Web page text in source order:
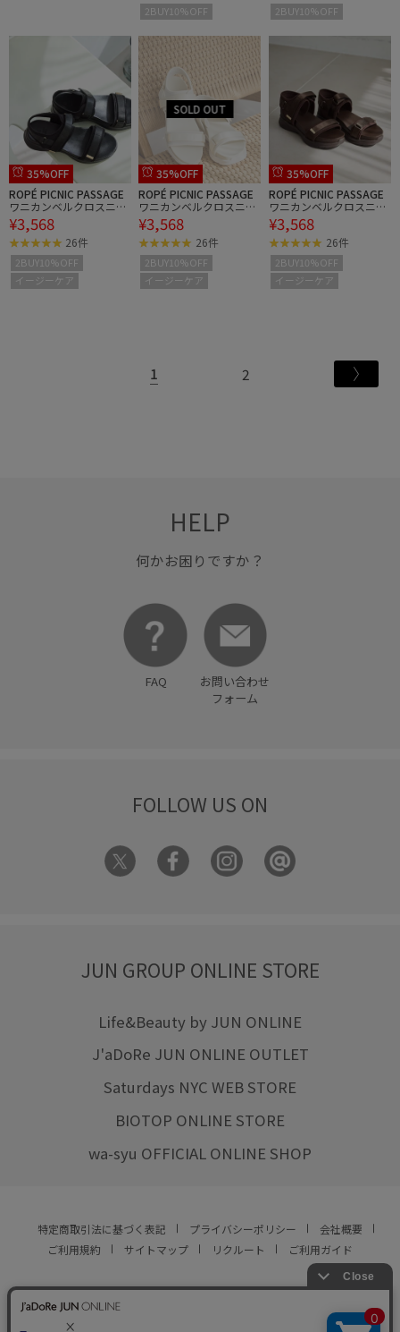
2BUY10%OFF 2BUY10%OFF
35%OFF
ROPÉ PICNIC PASSAGE
ワニカンベルクロスニー
カーサンダル/軽量
¥3,568
26件
2BUY10%OFF
イージーケア
35%OFF
ROPÉ PICNIC PASSAGE
ワニカンベルクロスニー
カーサンダル/軽量
¥3,568
26件
2BUY10%OFF
イージーケア
35%OFF
ROPÉ PICNIC PASSAGE
ワニカンベルクロスニー
カーサンダル/軽量
¥3,568
26件
2BUY10%OFF
イージーケア
1 2
HELP
何かお困りですか？
FAQ
お問い合わせ
フォーム
FOLLOW US ON
JUN GROUP ONLINE STORE
Life&Beauty by JUN ONLINE
J'aDoRe JUN ONLINE OUTLET
Saturdays NYC WEB STORE
BIOTOP ONLINE STORE
wa-syu OFFICIAL ONLINE SHOP
特定商取引法に基づく表記 プライバシーポリシー
会社概要
ご利用規約
サイトマップ リクルート ご利用ガイド